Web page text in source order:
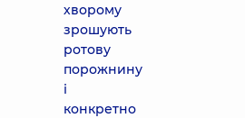
хворому
зрошують
ротову
порожнину
і
конкретно